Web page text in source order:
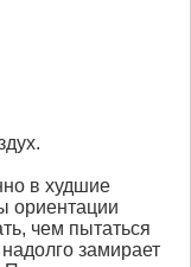
в худшие
ориентации
чем пытаться
замирает